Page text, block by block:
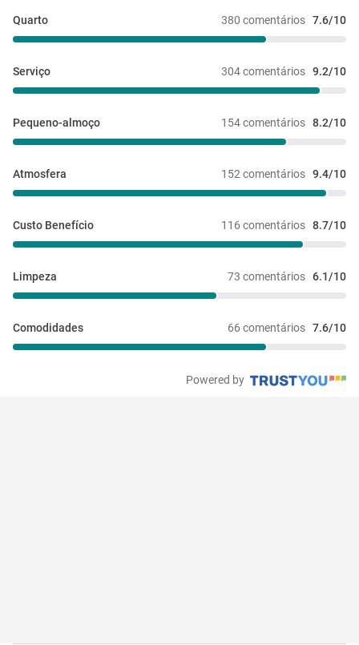
380 comentários 7.6/10
Quarto
304 comentários 9.2/10
Serviço
154 comentários 8.2/10
Pequeno-almoço
152 comentários 9.4/10
Atmosfera
116 comentários 8.7/10
Custo Benefício
73 comentários 6.1/10
Limpeza
66 comentários 7.6/10
Comodidades
Powered by